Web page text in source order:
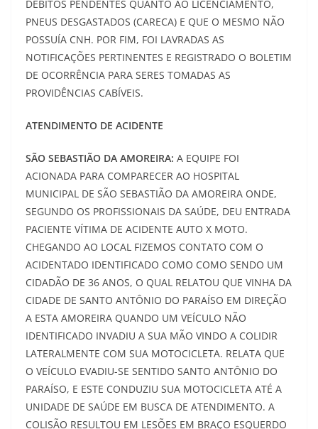
DÉBITOS PENDENTES QUANTO AO LICENCIAMENTO,
PNEUS DESGASTADOS (CARECA) E QUE O MESMO NÃO
POSSUÍA CNH. POR FIM, FOI LAVRADAS AS
NOTIFICAÇÕES PERTINENTES E REGISTRADO O BOLETIM
DE OCORRÊNCIA PARA SERES TOMADAS AS
PROVIDÊNCIAS CABÍVEIS.
ATENDIMENTO DE ACIDENTE
SÃO SEBASTIÃO DA AMOREIRA: A EQUIPE FOI
ACIONADA PARA COMPARECER AO HOSPITAL
MUNICIPAL DE SÃO SEBASTIÃO DA AMOREIRA ONDE,
SEGUNDO OS PROFISSIONAIS DA SAÚDE, DEU ENTRADA
PACIENTE VÍTIMA DE ACIDENTE AUTO X MOTO.
CHEGANDO AO LOCAL FIZEMOS CONTATO COM O
ACIDENTADO IDENTIFICADO COMO COMO SENDO UM
CIDADÃO DE 36 ANOS, O QUAL RELATOU QUE VINHA DA
CIDADE DE SANTO ANTÔNIO DO PARAÍSO EM DIREÇÃO
A ESTA AMOREIRA QUANDO UM VEÍCULO NÃO
IDENTIFICADO INVADIU A SUA MÃO VINDO A COLIDIR
LATERALMENTE COM SUA MOTOCICLETA. RELATA QUE
O VEÍCULO EVADIU-SE SENTIDO SANTO ANTÔNIO DO
PARAÍSO, E ESTE CONDUZIU SUA MOTOCICLETA ATÉ A
UNIDADE DE SAÚDE EM BUSCA DE ATENDIMENTO. A
COLISÃO RESULTOU EM LESÕES EM BRAÇO ESQUERDO